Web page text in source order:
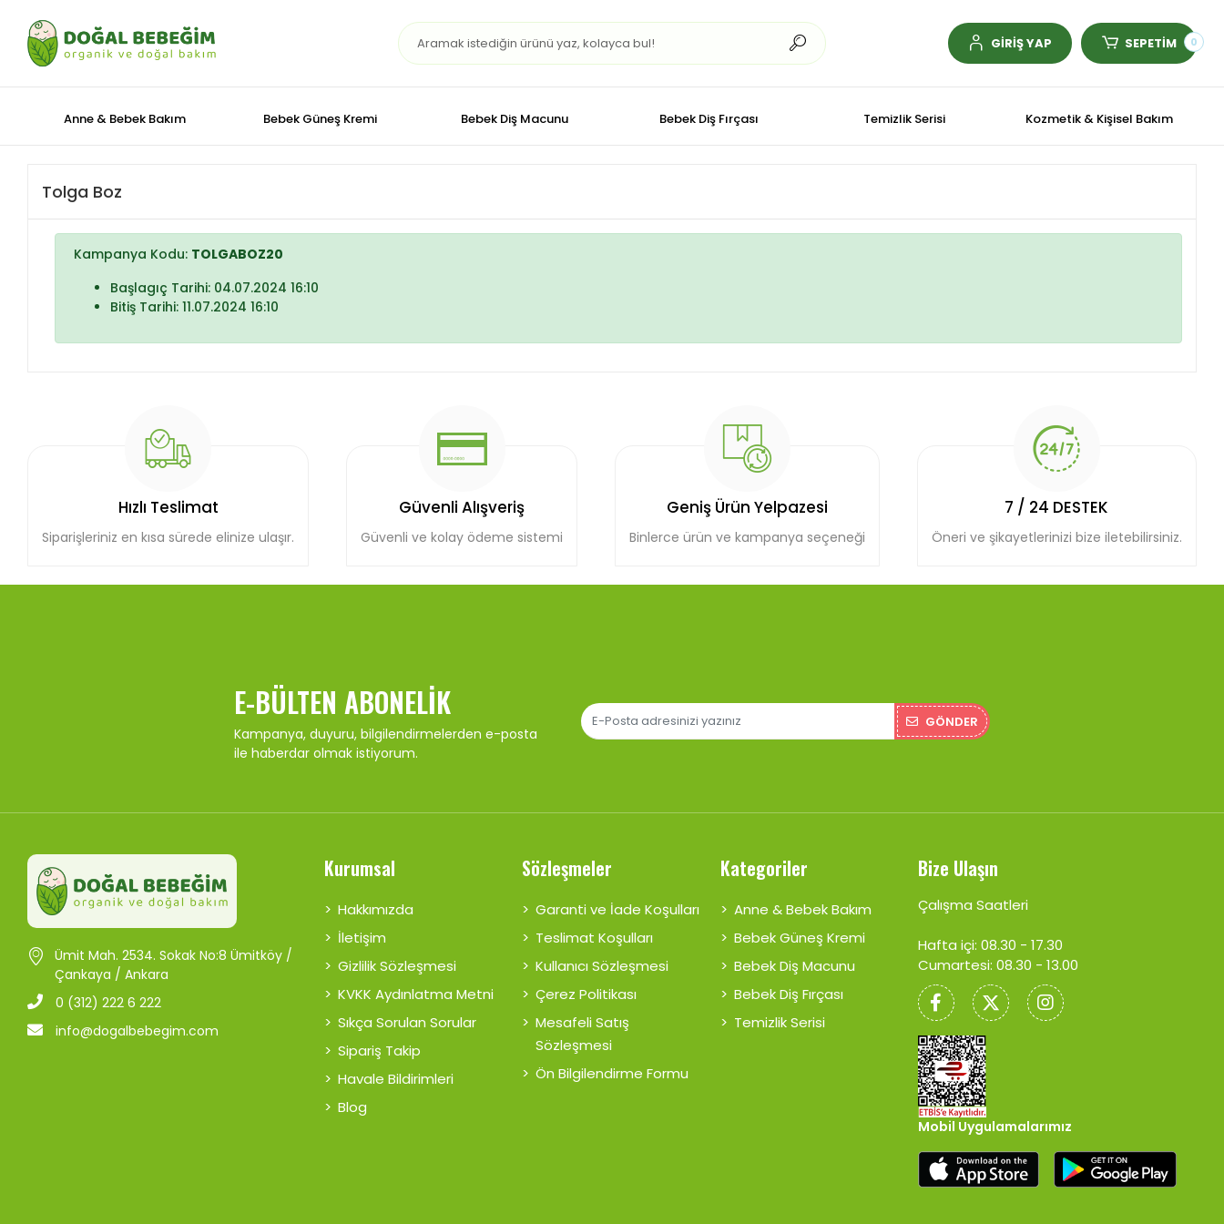
GİRİŞ YAP 0
SEPETİM
Anne & Bebek Bakım Bebek Güneş Kremi Bebek Diş Macunu Bebek Diş Fırçası Temizlik Serisi Kozmetik & Kişisel Bakım
Tolga Boz
Kampanya Kodu: TOLGABOZ20
Başlagıç Tarihi: 04.07.2024 16:10
Bitiş Tarihi: 11.07.2024 16:10
Hızlı Teslimat
Siparişleriniz en kısa sürede elinize ulaşır.
Güvenli Alışveriş
Güvenli ve kolay ödeme sistemi
Geniş Ürün Yelpazesi
Binlerce ürün ve kampanya seçeneği
7 / 24 DESTEK
Öneri ve şikayetlerinizi bize iletebilirsiniz.
E-BÜLTEN ABONELIK
Kampanya, duyuru, bilgilendirmelerden e-posta
ile haberdar olmak istiyorum.
GÖNDER
Ümit Mah. 2534. Sokak No:8 Ümitköy /
Çankaya / Ankara
0 (312) 222 6 222
info@dogalbebegim.com
Kurumsal
Hakkımızda
İletişim
Gizlilik Sözleşmesi
KVKK Aydınlatma Metni
Sıkça Sorulan Sorular
Sipariş Takip
Havale Bildirimleri
Blog
Sözleşmeler
Garanti ve İade Koşulları
Teslimat Koşulları
Kullanıcı Sözleşmesi
Çerez Politikası
Mesafeli Satış
Sözleşmesi
Ön Bilgilendirme Formu
Kategoriler
Anne & Bebek Bakım
Bebek Güneş Kremi
Bebek Diş Macunu
Bebek Diş Fırçası
Temizlik Serisi
Bize Ulaşın
Çalışma Saatleri
Hafta içi: 08.30 - 17.30
Cumartesi: 08.30 - 13.00
Mobil Uygulamalarımız